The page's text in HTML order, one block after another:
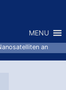
MENU
an